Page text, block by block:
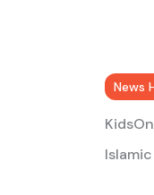
News